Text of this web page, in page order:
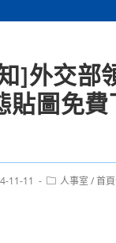
]外交部
貼圖免
11-11
Post人事室 /首